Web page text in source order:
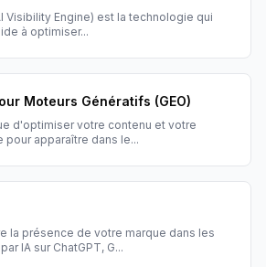
Visibility Engine) est la technologie qui
à optimiser...
Moteurs Génératifs (GEO)
d'optimiser votre contenu et votre
pour apparaître dans le...
la présence de votre marque dans les
IA sur ChatGPT, G...